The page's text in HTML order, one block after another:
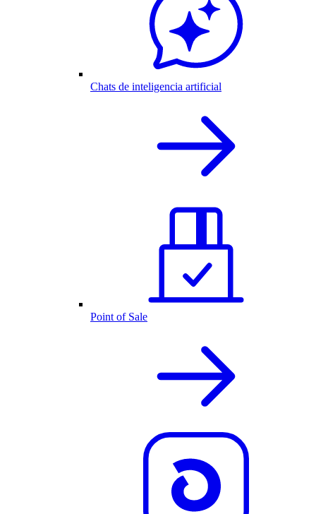
Chats de inteligencia artificial
Point of Sale